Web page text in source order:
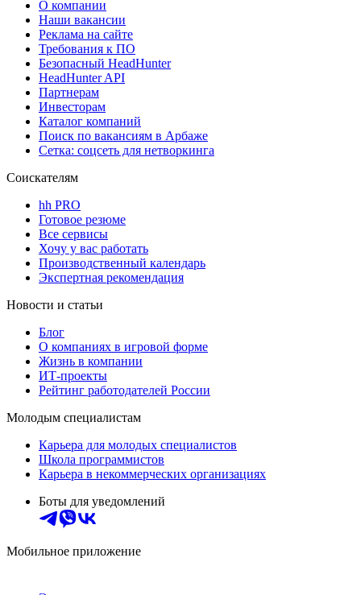
О компании
Наши вакансии
Реклама на сайте
Требования к ПО
Безопасный HeadHunter
HeadHunter API
Партнерам
Инвесторам
Каталог компаний
Поиск по вакансиям в Арбаже
Сетка: соцсеть для нетворкинга
Соискателям
hh PRO
Готовое резюме
Все сервисы
Хочу у вас работать
Производственный календарь
Экспертная рекомендация
Новости и статьи
Блог
О компаниях в игровой форме
Жизнь в компании
ИТ-проекты
Рейтинг работодателей России
Молодым специалистам
Карьера для молодых специалистов
Школа программистов
Карьера в некоммерческих организациях
Боты для уведомлений
Мобильное приложение